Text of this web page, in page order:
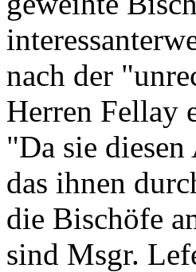
nach der
Herren Fellay
"Da sie
das ihnen
die Bischöfe
sind Msgr.